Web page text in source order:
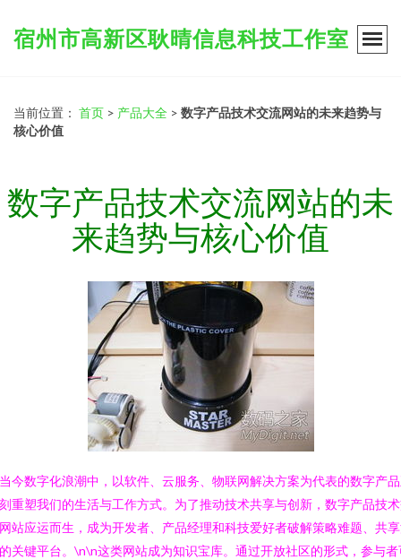
宿州市高新区耿晴信息科技工作室
当前位置： 首页 > 产品大全 > 数字产品技术交流网站的未来趋势与
核心价值
数字产品技术交流网站的未
来趋势与核心价值
今数字化浪潮中，以软件、云服务、物联网解决方案为代表的数字产
重塑我们的生活与工作方式。为了推动技术共享与创新，数字产品技
站应运而生，成为开发者、产品经理和科技爱好者破解策略难题、共
关键平台。\n\n这类网站成为知识宝库。通过开放社区的形式，参与者